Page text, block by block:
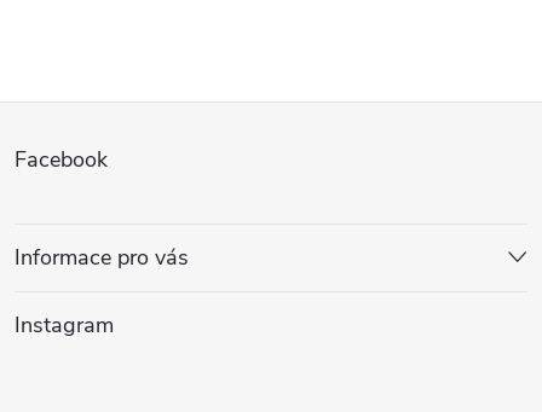
d
c
í
p
a
Facebook
Informace pro vás
Instagram